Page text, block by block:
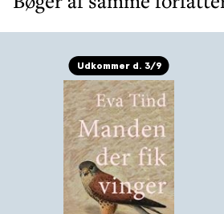
Udkommer d. 3/9